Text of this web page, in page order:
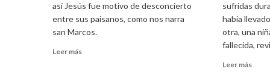
así Jesús fue motivo de desconcierto
entre sus paisanos, como nos narra
san Marcos.
Leer más
sufridas
había
otra, una
fallecida,
Leer más